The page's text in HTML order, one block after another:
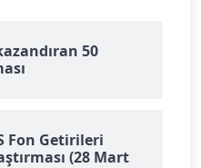
50
Fon Getirileri
(28 Mart